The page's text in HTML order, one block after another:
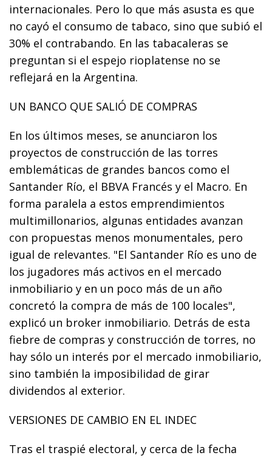
internacionales. Pero lo que más asusta es que
no cayó el consumo de tabaco, sino que subió el
30% el contrabando. En las tabacaleras se
preguntan si el espejo rioplatense no se
reflejará en la Argentina.
UN BANCO QUE SALIÓ DE COMPRAS
En los últimos meses, se anunciaron los
proyectos de construcción de las torres
emblemáticas de grandes bancos como el
Santander Río, el BBVA Francés y el Macro. En
forma paralela a estos emprendimientos
multimillonarios, algunas entidades avanzan
con propuestas menos monumentales, pero
igual de relevantes. "El Santander Río es uno de
los jugadores más activos en el mercado
inmobiliario y en un poco más de un año
concretó la compra de más de 100 locales",
explicó un broker inmobiliario. Detrás de esta
fiebre de compras y construcción de torres, no
hay sólo un interés por el mercado inmobiliario,
sino también la imposibilidad de girar
dividendos al exterior.
VERSIONES DE CAMBIO EN EL INDEC
Tras el traspié electoral, y cerca de la fecha